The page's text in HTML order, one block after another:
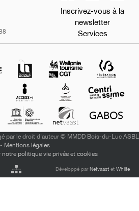
Inscrivez-vous à la
newsletter
Services
par le droit d'auteur © MMDD Bois-du-Luc ASBL
- Mentions légales
notre politique vie privée et cookies
Développé parNetvaastet Whiite